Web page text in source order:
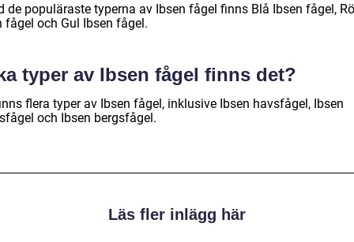
de populäraste typerna av Ibsen fågel finns Blå Ibsen fågel,
fågel och Gul Ibsen fågel.
typer av Ibsen fågel finns det?
flera typer av Ibsen fågel, inklusive Ibsen havsfågel, Ibsen
och Ibsen bergsfågel.
Läs fler inlägg här